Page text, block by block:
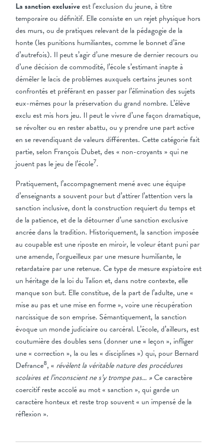
La sanction exclusiveest l’exclusion du jeune, à titre
temporaire ou définitif. Elle consiste en un rejet physique hors
des murs, ou de pratiques relevant de la pédagogie de la
honte (les punitions humiliantes, comme le bonnet d’âne
d’autrefois). Il peut s’agir d’une mesure de dernier recours ou
d’une décision de commodité, l’école s’estimant inapte à
démêler le lacis de problèmes auxquels certains jeunes sont
confrontés et préférant en passer par l’élimination des sujets
eux-mêmes pour la préservation du grand nombre. L’élève
exclu est mis hors jeu. Il peut le vivre d’une façon dramatique,
se révolter ou en rester abattu, ou y prendre une part active
en se revendiquant de valeurs différentes. Cette catégorie fait
partie, selon François Dubet, des « non-croyants » qui ne
jouent pas le jeu de l’école7.
Pratiquement, l’accompagnement mené avec une équipe
d’enseignants a souvent pour but d’attirer l’attention vers la
sanction inclusive, dont la construction requiert du temps et
de la patience, et de la détourner d’une sanction exclusive
ancrée dans la tradition. Historiquement, la sanction imposée
au coupable est une riposte en miroir, le voleur étant puni par
une amende, l’orgueilleux par une mesure humiliante, le
retardataire par une retenue. Ce type de mesure expiatoire est
un héritage de la loi du Talion et, dans notre contexte, elle
manque son but. Elle constitue, de la part de l’adulte, une «
mise au pas et une mise en forme », voire une récupération
narcissique de son emprise. Sémantiquement, la sanction
évoque un monde judiciaire ou carcéral. L’école, d’ailleurs, est
coutumière des doubles sens (donner une « leçon », infliger
une « correction », la ou les « disciplines ») qui, pour Bernard
Defrance8, « révèlent la véritable nature des procédures
scolaires et l’inconscient ne s’y trompe pas… »Ce caractère
coercitif reste accolé au mot « sanction », qui garde un
caractère honteux et reste trop souvent « un impensé de la
réflexion ».